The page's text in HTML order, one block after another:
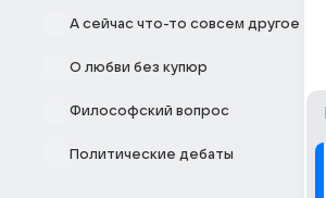
А сейчас что-то совсем другое
О любви без купюр
Философский вопрос
Политические дебаты